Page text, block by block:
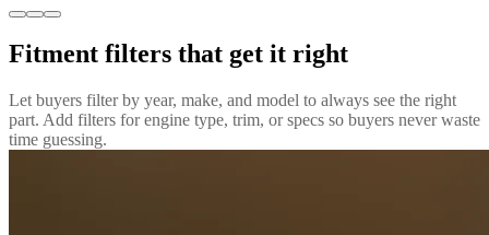
Fitment filters that get it right
Let buyers filter by year, make, and model to always see the right
part. Add filters for engine type, trim, or specs so buyers never waste
time guessing.